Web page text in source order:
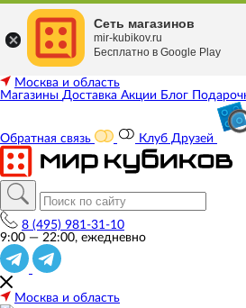
Москва и область
Магазины Доставка Акции Блог
Обратная связь Клуб Друзей
8 (495) 981-31-10
9:00 — 22:00, ежедневно
Москва и область
Сеть магазинов
mir-kubikov.ru
Бесплатно в Google Play